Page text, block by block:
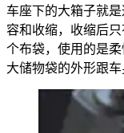
车座下的大箱子就
容和收缩，收缩后
个布袋，使用的是
大储物袋的外形跟车